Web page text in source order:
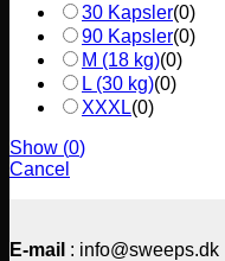
30 Kapsler(0)
90 Kapsler(0)
M (18 kg)(0)
L (30 kg)(0)
XXXL(0)
Show (0)
Cancel
E-mail : info@sweeps.dk